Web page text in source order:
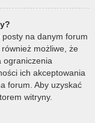
na danym forum
możliwe, że
ograniczenia
ich akceptowania
forum. Aby uzyskać
witryny.